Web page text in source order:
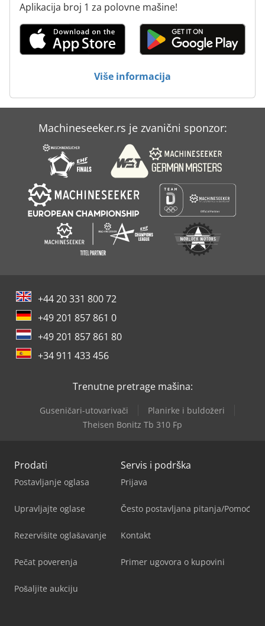
Aplikacija broj 1 za polovne mašine!
Više informacija
Machineseeker.rs je zvanični sponzor:
+44 20 331 800 72
+49 201 857 861 0
+49 201 857 861 80
+34 911 433 456
Trenutne pretrage mašina:
Guseničari-utovarivači
Planirke i buldožeri
Theisen Bonitz Tb 310 Fp
Prodati
Postavljanje oglasa
Upravljajte oglase
Rezervišite oglašavanje
Pečat poverenja
Pošaljite aukciju
Servis i podrška
Prijava
Često postavljana pitanja/Pomoć
Kontakt
Primer ugovora o kupovini